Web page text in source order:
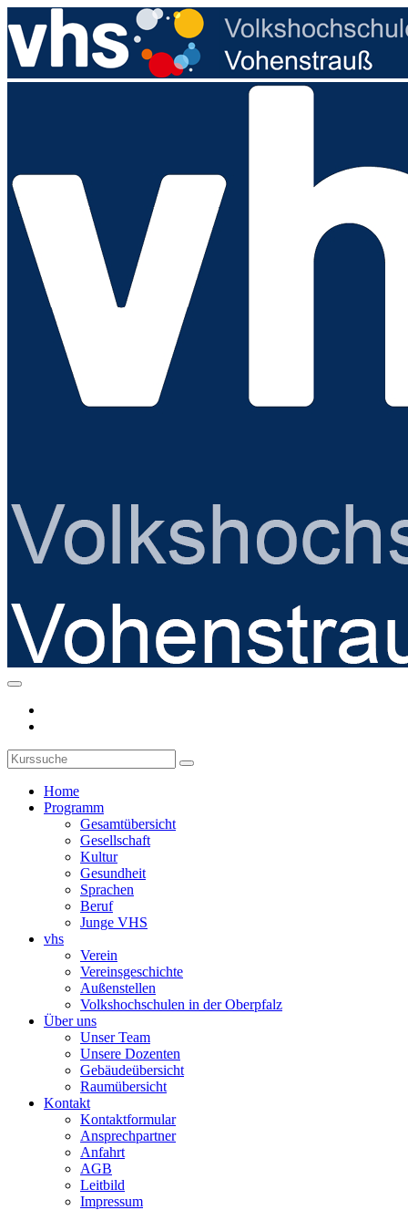
Home
Programm
Gesamtübersicht
Gesellschaft
Kultur
Gesundheit
Sprachen
Beruf
Junge VHS
vhs
Verein
Vereinsgeschichte
Außenstellen
Volkshochschulen in der Oberpfalz
Über uns
Unser Team
Unsere Dozenten
Gebäudeübersicht
Raumübersicht
Kontakt
Kontaktformular
Ansprechpartner
Anfahrt
AGB
Leitbild
Impressum